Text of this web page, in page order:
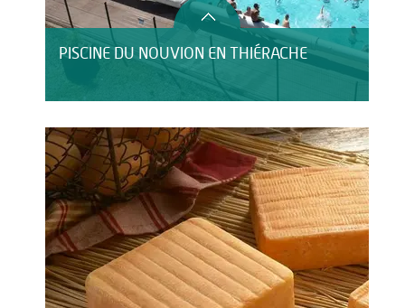
PISCINE DU NOUVION EN THIÉRACHE